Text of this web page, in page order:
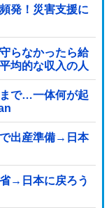
発！災害支援に
らなかったら給
均的な収入の人
」
まで…一体何が起
で出産準備→日本
→日本に戻ろう